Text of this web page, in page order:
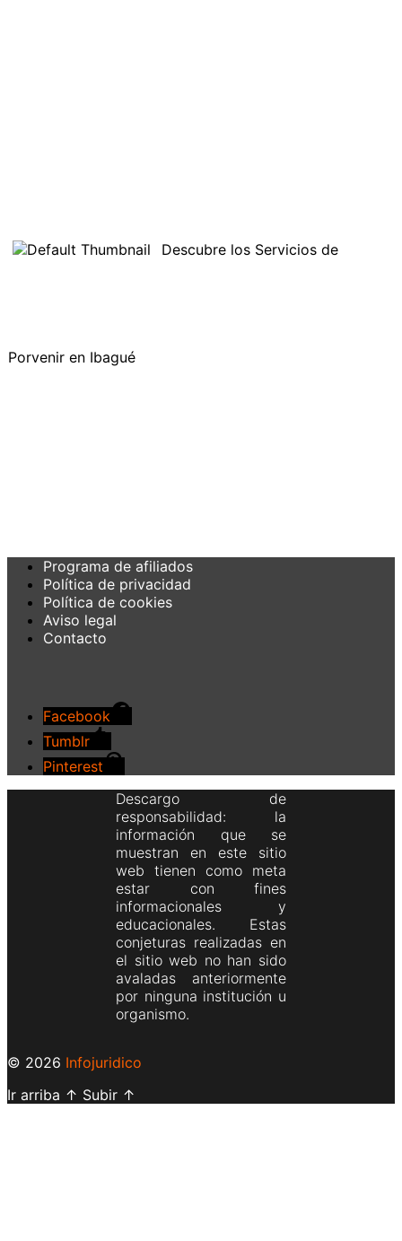
Descubre los Servicios de
Porvenir en Ibagué
Programa de afiliados
Política de privacidad
Política de cookies
Aviso legal
Contacto
Facebook
Tumblr
Pinterest
Descargo de
responsabilidad: la
información que se
muestran en este sitio
web tienen como meta
estar con fines
informacionales y
educacionales. Estas
conjeturas realizadas en
el sitio web no han sido
avaladas anteriormente
por ninguna institución u
organismo.
© 2026 Infojuridico
Ir arriba ↑ Subir ↑